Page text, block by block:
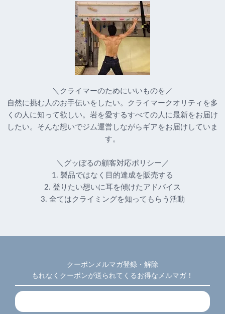
＼クライマーのためにいいものを／
自然に挑む人のお手伝いをしたい。クライマークオリティを多
くの人に知って欲しい。岩を愛するすべての人に最新をお届け
したい。そんな想いでジム運営しながらギアをお届けしていま
す。
＼グッぼるの顧客対応ポリシー／
1. 製品ではなく目的達成を販売する
2. 登りたい想いに耳を傾けたアドバイス
3. 全てはクライミングを知ってもらう活動
クーポンメルマガ登録・解除
もれなくクーポンが送られてくるお得なメルマガ！